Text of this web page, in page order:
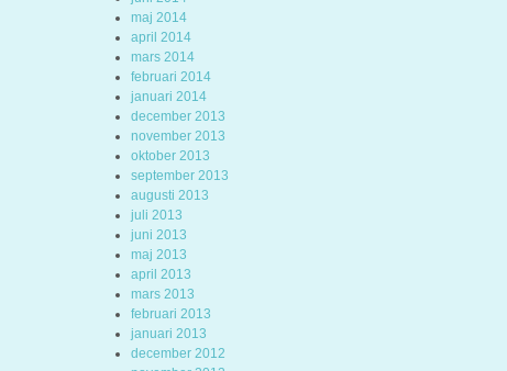
maj 2014
april 2014
mars 2014
februari 2014
januari 2014
december 2013
november 2013
oktober 2013
september 2013
augusti 2013
juli 2013
juni 2013
maj 2013
april 2013
mars 2013
februari 2013
januari 2013
december 2012